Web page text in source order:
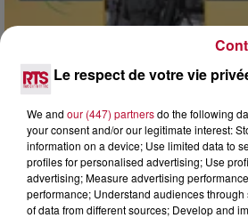
0h01
DINER CONCERT À LA MJC
Le respect de votre vie
We and our (447) partnersdo the following
your consent and/or our legitimate interest:
information on a device; Use limited data to
profiles for personalised advertising; Use
advertising; Measure advertising
performance; Understand audiences
of data from different sources; Develop and